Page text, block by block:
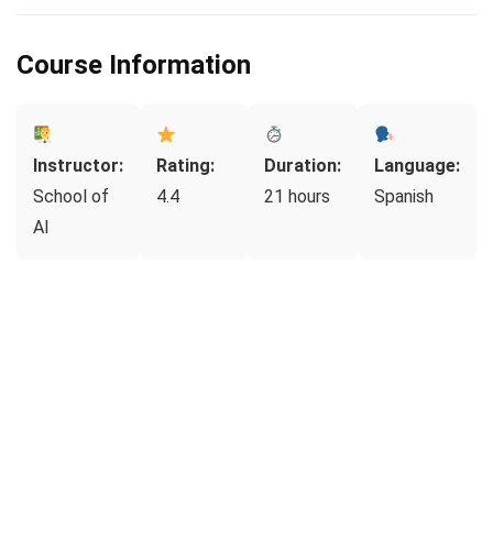
Course Information
Instructor:
School of
AI
Rating:
4.4
Duration:
21 hours
Language:
Spanish